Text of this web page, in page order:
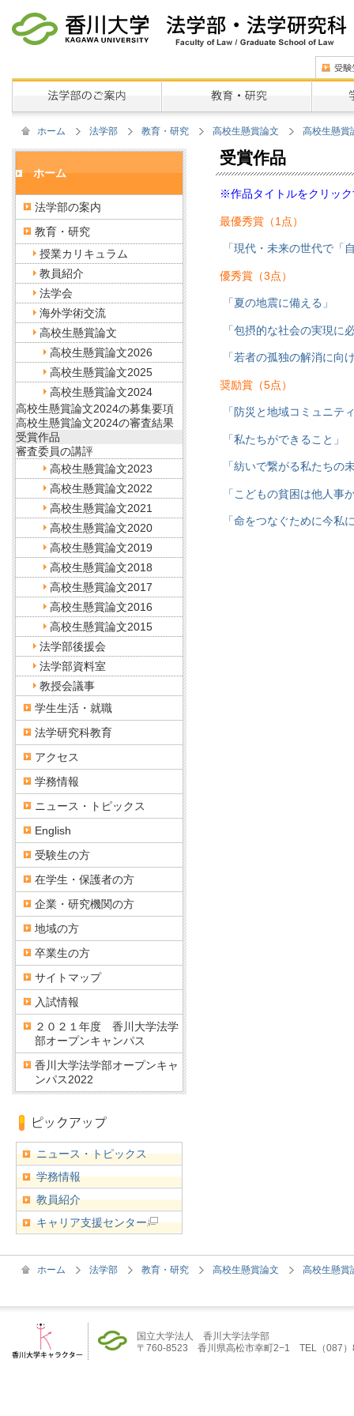
ホーム 法学部 教育・研究 高校生懸賞論文 高校生懸賞
受賞作品
※作品タイトルをクリッ
最優秀賞（1点）
「現代・未来の世代で「
優秀賞（3点）
「夏の地震に備える」
「包摂的な社会の実現に
「若者の孤独の解消に向
奨励賞（5点）
「防災と地域コミュニテ
「私たちができること」
「紡いで繋がる私たちの
「こどもの貧困は他人事
「命をつなぐために今私
ホーム
法学部の案内
教育・研究
授業カリキュラム
教員紹介
法学会
海外学術交流
高校生懸賞論文
高校生懸賞論文2026
高校生懸賞論文2025
高校生懸賞論文2024
高校生懸賞論文2024の募集要項
高校生懸賞論文2024の審査結果
受賞作品
審査委員の講評
高校生懸賞論文2023
高校生懸賞論文2022
高校生懸賞論文2021
高校生懸賞論文2020
高校生懸賞論文2019
高校生懸賞論文2018
高校生懸賞論文2017
高校生懸賞論文2016
高校生懸賞論文2015
法学部後援会
法学部資料室
教授会議事
学生生活・就職
法学研究科教育
アクセス
学務情報
ニュース・トピックス
English
受験生の方
在学生・保護者の方
企業・研究機関の方
地域の方
卒業生の方
サイトマップ
入試情報
２０２１年度 香川大学法学
部オープンキャンパス
香川大学法学部オープンキャ
ンパス2022
ニュース・トピックス
学務情報
教員紹介
キャリア支援センター
ホーム 法学部 教育・研究 高校生懸賞論文 高校生懸賞
国立大学法人 香川大学法学部
〒760-8523 香川県高松市幸町2−1 TEL（087）